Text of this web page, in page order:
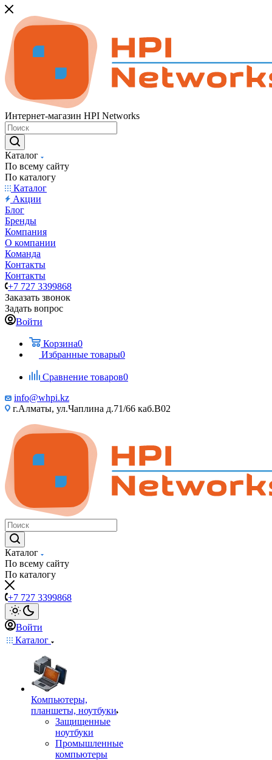
Интернет-магазин HPI Networks
Каталог
По всему сайту
По каталогу
Каталог
Акции
Блог
Бренды
Компания
О компании
Команда
Контакты
Контакты
+7 727 3399868
Заказать звонок
Задать вопрос
Войти
Корзина0
Избранные товары0
Сравнение товаров0
info@whpi.kz
г.Алматы, ул.Чаплина д.71/66 каб.B02
Каталог
По всему сайту
По каталогу
+7 727 3399868
Войти
Каталог
Компьютеры,
планшеты, ноутбуки
Защищенные
ноутбуки
Промышленные
компьютеры